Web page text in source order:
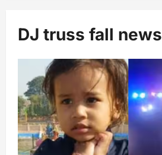
DJ truss fall news